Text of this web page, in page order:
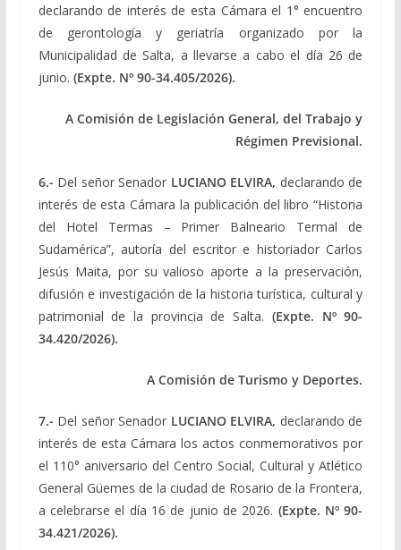
declarando de interés de esta Cámara el 1° encuentro
de gerontología y geriatría organizado por la
Municipalidad de Salta, a llevarse a cabo el día 26 de
junio. (Expte. Nº 90-34.405/2026).
A Comisión de Legislación General, del Trabajo y
Régimen Previsional.
6.- Del señor Senador LUCIANO ELVIRA, declarando de
interés de esta Cámara la publicación del libro “Historia
del Hotel Termas – Primer Balneario Termal de
Sudamérica”, autoría del escritor e historiador Carlos
Jesús Maita, por su valioso aporte a la preservación,
difusión e investigación de la historia turística, cultural y
patrimonial de la provincia de Salta. (Expte. Nº 90-
34.420/2026).
A Comisión de Turismo y Deportes.
7.- Del señor Senador LUCIANO ELVIRA, declarando de
interés de esta Cámara los actos conmemorativos por
el 110° aniversario del Centro Social, Cultural y Atlético
General Güemes de la ciudad de Rosario de la Frontera,
a celebrarse el día 16 de junio de 2026. (Expte. Nº 90-
34.421/2026).